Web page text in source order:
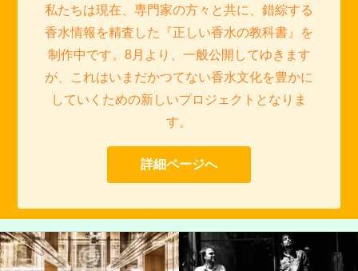
私たちは現在、専門家の方々と共に、錯綜する
香水情報を精査した『正しい香水の教科書』を
制作中です。8月より、一般公開してゆきます
が、これはいまだかつてない香水文化を豊かに
していくための新しいプロジェクトとなりま
す。
詳細ページへ